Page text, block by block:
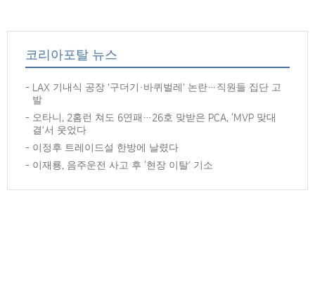
코리아포탈 뉴스
LAX 기내식 공장 '구더기·바퀴벌레' 논란…직원들 집단 고
발
오타니, 2홈런 쳐도 6연패…26호 맞받은 PCA, ‘MVP 맞대
결’서 웃었다
이정후 트레이드설 한방에 날렸다
이재룡, 음주운전 사고 후 ‘현장 이탈’ 기소